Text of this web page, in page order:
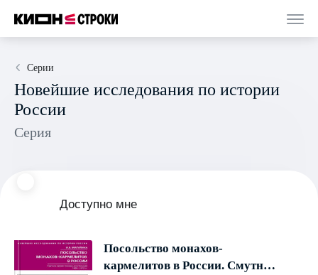
Серии
Новейшие исследования по истории
России
Серия
Доступно мне
Посольство монахов-
кармелитов в России. Смутное